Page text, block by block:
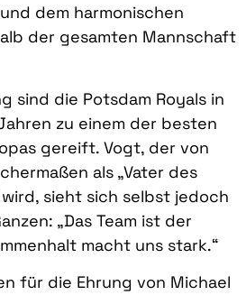
dem harmonischen
der gesamten Mannschaft
sind die Potsdam Royals in
zu einem der besten
gereift. Vogt, der von
als „Vater des
sieht sich selbst jedoch
„Das Team ist der
macht uns stark.“
für die Ehrung von Michael